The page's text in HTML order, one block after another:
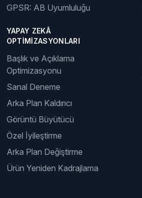
GPSR: AB Uyumluluğu
YAPAY ZEKÂ
OPTIMIZASYONLARI
Başlık ve Açıklama
Optimizasyonu
Sanal Deneme
Arka Plan Kaldırıcı
Görüntü Büyütücü
Özel İyileştirme
Arka Plan Değiştirme
Ürün Yeniden Kadrajlama